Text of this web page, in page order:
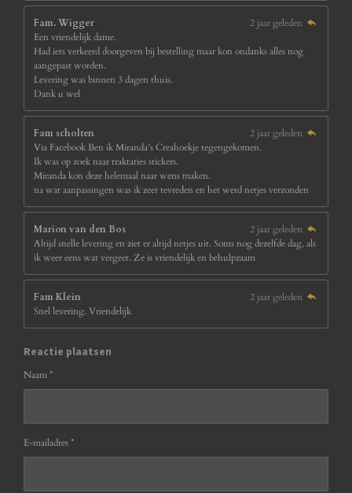
Fam. Wigger
2 jaar geleden
Een vriendelijk dame.
Had iets verkeerd doorgeven bij bestelling maar kon ondanks alles nog
aangepast worden.
Levering was binnen 3 dagen thuis.
Dank u wel
Fam scholten
2 jaar geleden
Via Facebook Ben ik Miranda’s Creahoekje tegengekomen.
Ik was op zoek naar traktaties stickers.
Miranda kon deze helemaal naar wens maken.
na wat aanpassingen was ik zeer tevreden en het werd netjes verzonden
Marion van den Bos
2 jaar geleden
Altijd snelle levering en ziet er altijd netjes uit. Soms nog dezelfde dag, als
ik weer eens wat vergeet. Ze is vriendelijk en behulpzaam
Fam Klein
2 jaar geleden
Snel levering. Vriendelijk
Reactie plaatsen
Naam *
E-mailadres *